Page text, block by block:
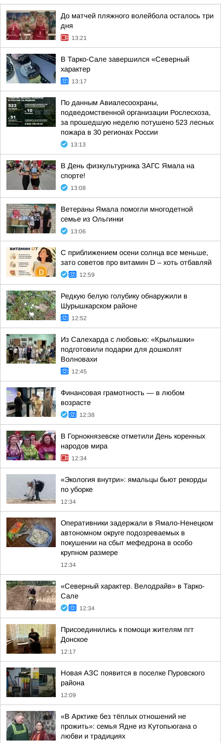
До матчей пляжного волейбола осталось три
дня
13:21
В Тарко-Сале завершился «Северный
характер
13:17
По данным Авиалесоохраны,
подведомственной организации Рослесхоза,
за прошедшую неделю потушено 523 лесных
пожара в 30 регионах России
13:13
В День физкультурника ЗАГС Ямала на
спорте!
13:08
Ветераны Ямала помогли многодетной
семье из Ольгинки
13:06
С приближением осени солнца все меньше,
зато советов про витамин D – хоть отбавляй
12:59
Редкую белую голубику обнаружили в
Шурышкарском районе
12:52
Из Салехарда с любовью: «Крылышки»
подготовили подарки для дошколят
Волновахи
12:45
Финансовая грамотность — в любом
возрасте
12:38
В Горнокнязевске отметили День коренных
народов мира
12:34
«Экология внутри»: ямальцы бьют рекорды
по уборке
12:34
Оперативники задержали в Ямало-Ненецком
автономном округе подозреваемых в
покушении на сбыт мефедрона в особо
крупном размере
12:34
«Северный характер. Велодрайв» в Тарко-
Сале
12:34
Присоединились к помощи жителям пгт
Донское
12:17
Новая АЗС появится в поселке Пуровского
района
12:09
«В Арктике без тёплых отношений не
прожить»: семья Ядне из Кутопьюгана о
любви и традициях